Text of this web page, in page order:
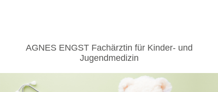
AGNES ENGSTFachärztin für Kinder- und
Jugendmedizin